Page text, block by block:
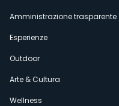
Amministrazione trasparente
Esperienze
Outdoor
Arte & Cultura
Wellness